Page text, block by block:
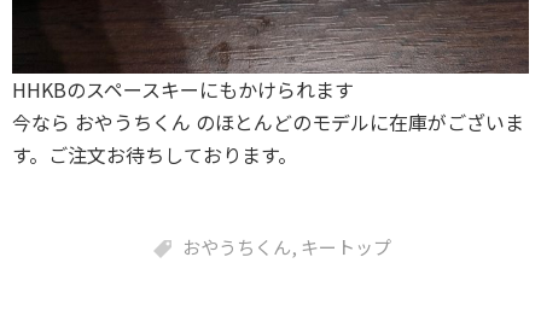
HHKBのスペースキーにもかけられます
今なら おやうちくん のほとんどのモデルに在庫がございま
す。ご注文お待ちしております。
おやうちくん, キートップ